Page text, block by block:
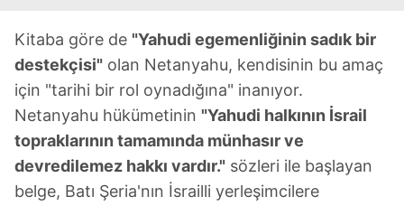
6698 sayılı Kişisel Verilerin Korunması Kanunu uyarınca
hazırlanmış Aydınlatma Metnimizi okumak ve sitemizde
ilgili mevzuata uygun olarak kullanılan çerezlerle ilgili bilgi
almak için lütfen tıklayınız.
Kitaba göre de "Yahudi egemenliğinin sadık bir
destekçisi" olan Netanyahu, kendisinin bu amaç
için "tarihi bir rol oynadığına" inanıyor.
Netanyahu hükümetinin "Yahudi halkının İsrail
topraklarının tamamında münhasır ve
devredilemez hakkı vardır." sözleri ile başlayan
belge, Batı Şeria'nın İsrailli yerleşimcilere